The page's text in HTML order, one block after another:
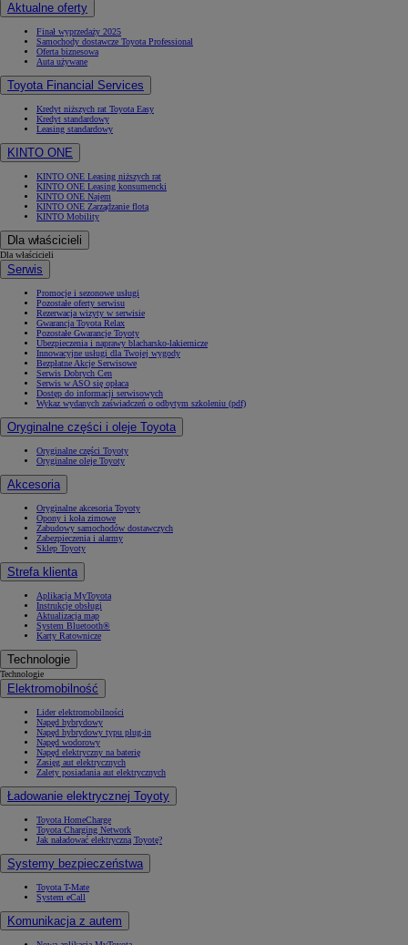
Aktualne oferty
Finał wyprzedaży 2025
Samochody dostawcze Toyota Professional
Oferta biznesowa
Auta używane
Toyota Financial Services
Kredyt niższych rat Toyota Easy
Kredyt standardowy
Leasing standardowy
KINTO ONE
KINTO ONE Leasing niższych rat
KINTO ONE Leasing konsumencki
KINTO ONE Najem
KINTO ONE Zarządzanie flotą
KINTO Mobility
Dla właścicieli
Dla właścicieli
Serwis
Promocje i sezonowe usługi
Pozostałe oferty serwisu
Rezerwacja wizyty w serwisie
Gwarancja Toyota Relax
Pozostałe Gwarancje Toyoty
Ubezpieczenia i naprawy blacharsko-lakiernicze
Innowacyjne usługi dla Twojej wygody
Bezpłatne Akcje Serwisowe
Serwis Dobrych Cen
Serwis w ASO się opłaca
Dostęp do informacji serwisowych
Wykaz wydanych zaświadczeń o odbytym szkoleniu (pdf)
Oryginalne części i oleje Toyota
Oryginalne części Toyoty
Oryginalne oleje Toyoty
Akcesoria
Oryginalne akcesoria Toyoty
Opony i koła zimowe
Zabudowy samochodów dostawczych
Zabezpieczenia i alarmy
Sklep Toyoty
Strefa klienta
Aplikacja MyToyota
Instrukcje obsługi
Aktualizacja map
System Bluetooth®
Karty Ratownicze
Technologie
Technologie
Elektromobilność
Lider elektromobilności
Napęd hybrydowy
Napęd hybrydowy typu plug-in
Napęd wodorowy
Napęd elektryczny na baterię
Zasięg aut elektrycznych
Zalety posiadania aut elektrycznych
Ładowanie elektrycznej Toyoty
Toyota HomeCharge
Toyota Charging Network
Jak naładować elektryczną Toyotę?
Systemy bezpieczeństwa
Toyota T-Mate
System eCall
Komunikacja z autem